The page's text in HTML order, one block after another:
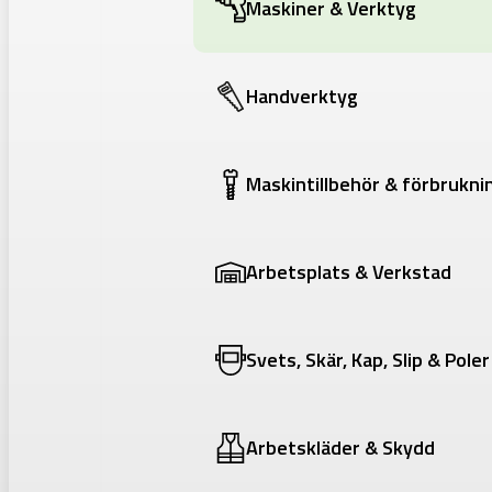
Maskiner & Verktyg
Handverktyg
Maskintillbehör &
Arbetsplats & Verkstad
Svets, Skär, Kap, Slip & Poler
Arbetskläder & Skydd